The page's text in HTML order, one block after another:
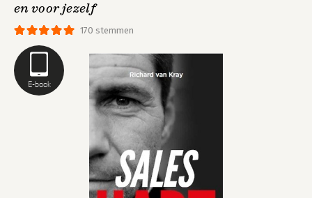
E-book
170 stemmen
en voor jezelf